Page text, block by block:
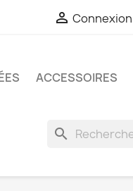
 Connexion
ACCESSOIRES
search